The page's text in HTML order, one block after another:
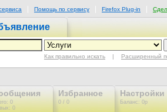
Помощь по сервису Firefox Plug-in
Как правильно искать | Расширенный
0
0
Избранное
0 / 0
Настройки
Баланс: 0р